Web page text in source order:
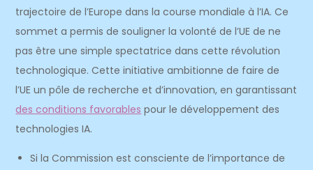
trajectoire de l’Europe dans la course mondiale à l’IA. Ce
sommet a permis de soulignerla volonté de l’UE de ne
pas être une simple spectatrice dans cette révolution
technologique. Cette initiative ambitionne de faire de
l’UE un pôle de recherche et d’innovation, en garantissant
des conditions favorables pour le développement des
technologies IA.
Si la Commission est consciente de l’importance de